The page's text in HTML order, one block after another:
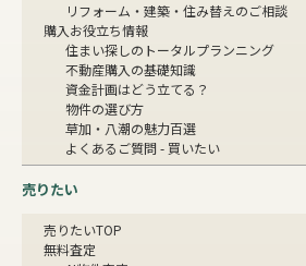
リフォーム・建築・住み替えのご相談
購入お役立ち情報
住まい探しのトータルプランニング
不動産購入の基礎知識
資金計画はどう立てる？
物件の選び方
草加・八潮の魅力百選
よくあるご質問 - 買いたい
売りたい
売りたいTOP
無料査定